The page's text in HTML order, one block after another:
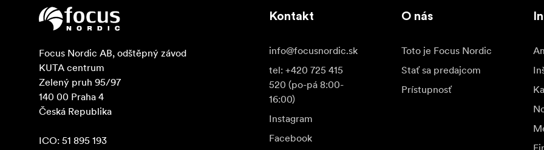
Focus Nordic AB, odštěpný závod
KUTA centrum
Zelený pruh 95/97
140 00 Praha 4
Česká Republika
ICO: 51 895 193
Kontakt
info@focusnordic.sk
tel: +420 725 415
520 (po-pá 8:00-
16:00)
Instagram
Facebook
O nás
Toto je Focus Nordic
Stať sa predajcom
Prístupnosť